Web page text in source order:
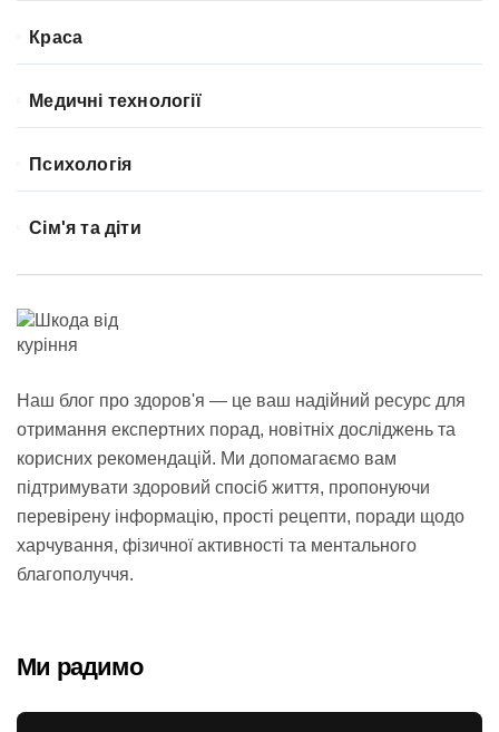
Краса
Медичні технології
Психологія
Сім'я та діти
Наш блог про здоров'я — це ваш надійний ресурс для
отримання експертних порад, новітніх досліджень та
корисних рекомендацій. Ми допомагаємо вам
підтримувати здоровий спосіб життя, пропонуючи
перевірену інформацію, прості рецепти, поради щодо
харчування, фізичної активності та ментального
благополуччя.
Ми радимо